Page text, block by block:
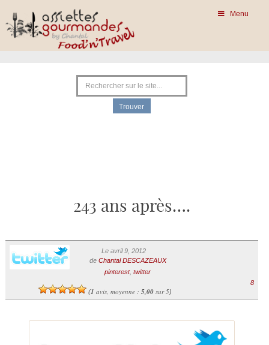
Menu
243 ans après….
Le avril 9, 2012
de Chantal DESCAZEAUX
pinterest, twitter
(1 avis, moyenne : 5,00sur 5)
8